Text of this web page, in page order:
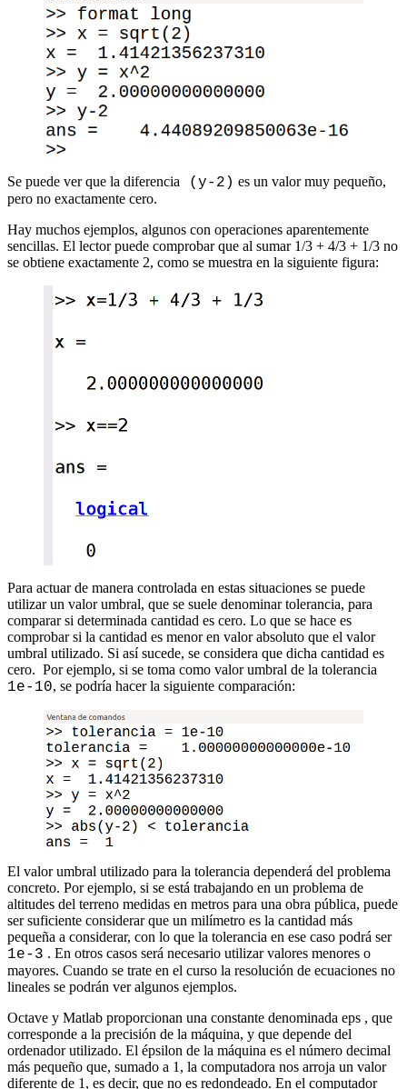
Se puede ver que la diferencia (y-2) es un valor muy pequeño,
pero no exactamente cero.
Hay muchos ejemplos, algunos con operaciones aparentemente
sencillas. El lector puede comprobar que al sumar 1/3 + 4/3 + 1/3 no
se obtiene exactamente 2, como se muestra en la siguiente figura:
Para actuar de manera controlada en estas situaciones se puede
utilizar un valor umbral, que se suele denominar tolerancia, para
comparar si determinada cantidad es cero. Lo que se hace es
comprobar si la cantidad es menor en valor absoluto que el valor
umbral utilizado. Si así sucede, se considera que dicha cantidad es
cero. Por ejemplo, si se toma como valor umbral de la tolerancia
1e-10, se podría hacer la siguiente comparación:
El valor umbral utilizado para la tolerancia dependerá del problema
concreto. Por ejemplo, si se está trabajando en un problema de
altitudes del terreno medidas en metros para una obra pública, puede
ser suficiente considerar que un milímetro es la cantidad más
pequeña a considerar, con lo que la tolerancia en ese caso podrá ser
1e-3 . En otros casos será necesario utilizar valores menores o
mayores. Cuando se trate en el curso la resolución de ecuaciones no
lineales se podrán ver algunos ejemplos.
Octave y Matlab proporcionan una constante denominada eps , que
corresponde a la precisión de la máquina, y que depende del
ordenador utilizado. El épsilon de la máquina es el número decimal
más pequeño que, sumado a 1, la computadora nos arroja un valor
diferente de 1, es decir, que no es redondeado. En el computador